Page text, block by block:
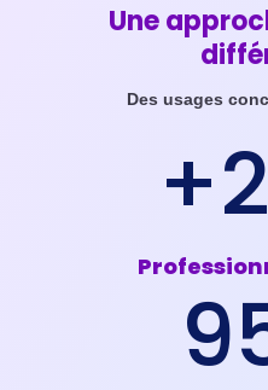
Une
Des usages